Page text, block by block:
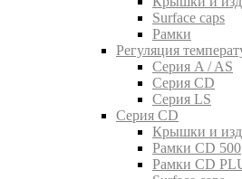
Surface caps
Рамки
Регуляция
Серия A / AS
Серия CD
Серия LS
Серия CD
Крышки и
Рамки CD 500
Рамки CD